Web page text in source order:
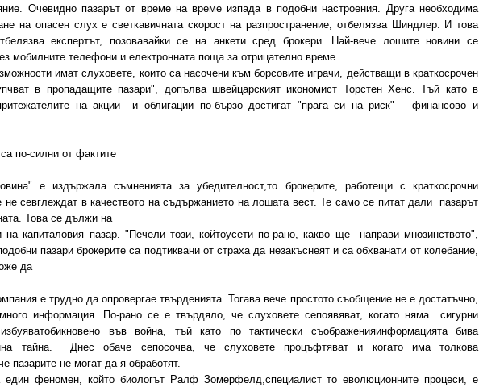
Очевидно пазарът от време на време изпада в подобни настроения. Друга необходима
на опасен слух е светкавичната скорост на разпространение, отбелязва Шиндлер. И това
експертът, позовавайки се на анкети сред брокери. Най-вече лошите новини се
мобилните телефони и електронната поща за отрицателно време.
имат слуховете, които са насочени към борсовите играчи, действащи в краткосрочен
в пропадащите пазари", допълва швейцарският икономист Торстен Хенс. Тъй като в
на акции и облигации по-бързо достигат "прага си на риск" – финансово и
по-силни от фактите
е издържала съмненията за убедителност,то брокерите, работещи с краткосрочни
не севглеждат в качеството на съдържанието на лошата вест. Те само се питат дали пазарът
Това се дължи на
на капиталовия пазар. "Печели този, койтоусети по-рано, какво ще направи мнозинството",
пазари брокерите са подтиквани от страха да незакъснеят и са обхванати от колебание,
да
е трудно да опровергае твърденията. Тогава вече простото съобщение не е достатъчно,
информация. По-рано се е твърдяло, че слуховете сепоявяват, когато няма сигурни
във война, тъй като по тактически съображенияинформацията бива
тайна. Днес обаче сепосочва, че слуховете процъфтяват и когато има толкова
пазарите не могат да я обработят.
феномен, който биологът Ралф Зомерфелд,специалист то еволюционните процеси, е